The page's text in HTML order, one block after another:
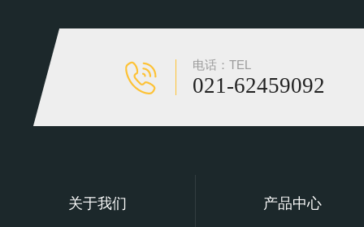
电话：TEL
021-62459092
关于我们 产品中心